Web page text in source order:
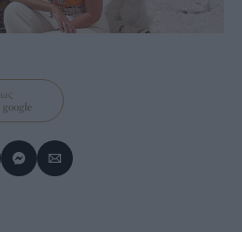
ως
google